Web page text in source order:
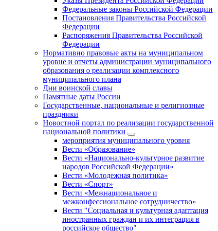
Федеральные законы Российской Федерации
Постановления Правительства Российской
Федерации
Распоряжения Правительства Российской
Федерации
Нормативно правовые акты на муниципальном
уровне и отчеты администрации муниципального
образования о реализации комплексного
муниципального плана
Дни воинской славы
Памятные даты России
Государственные, национальные и религиозные
праздники
Новостной портал по реализации государственной
национальной политики
мероприятия муниципального уровня
Вести «Образование»
Вести «Национально-культурное развитие
народов Российской Федерации»
Вести «Молодежная политика»
Вести «Спорт»
Вести «Межнациональное и
межконфессиональное сотрудничество»
Вести "Социальная и культурная адаптация
иностранных граждан и их интеграция в
российское общество"